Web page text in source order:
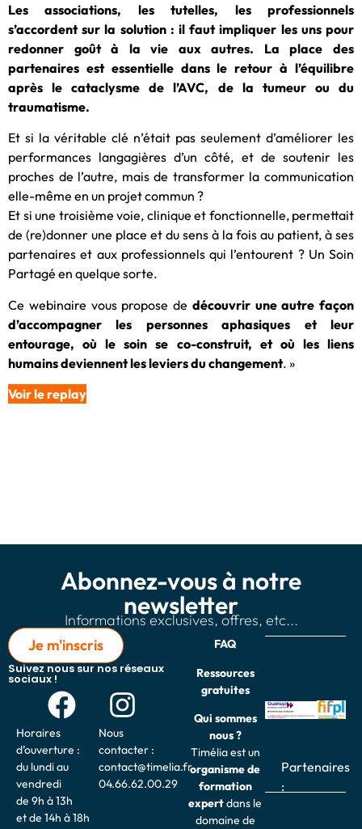
Les associations, les tutelles, les professionnels
s’accordent sur la solution : il faut impliquer les uns pour
redonner goût à la vie aux autres. La place des
partenaires est essentielle dans le retour à l’équilibre
après le cataclysme de l’AVC, de la tumeur ou du
traumatisme.
Et si la véritable clé n’était pas seulement d’améliorer les
performances langagières d’un côté, et de soutenir les
proches de l’autre, mais de transformer la communication
elle-même en un projet commun ?
Et si une troisième voie, clinique et fonctionnelle, permettait
de (re)donner une place et du sens à la fois au patient, à ses
partenaires et aux professionnels qui l’entourent ? Un Soin
Partagé en quelque sorte.
Ce webinaire vous propose de découvrir une autre façon
d’accompagner les personnes aphasiques et leur
entourage, où le soin se co-construit, et où les liens
humains deviennent les leviers du changement. »
Voir le replay
Abonnez-vous à notre
newsletter
Informations exclusives, offres, etc...
Je m'inscris
Suivez nous sur nos réseaux
sociaux !
Horaires
d’ouverture :
du lundi au
vendredi
de 9h à 13h
et de 14h à 18h
Nous
contacter :
contact@timelia.fr
04.66.62.00.29
FAQ
Ressources
gratuites
Qui sommes
nous ?
Timélia est un
organisme de
formation
expertdans le
domaine de
Partenaires
: